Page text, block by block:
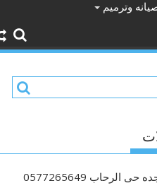
وترميم
0577265649